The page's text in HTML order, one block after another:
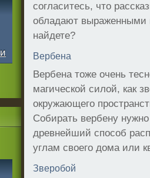
согласитесь, что
обладают выраженными
найдете?
Вербена
Вербена тоже очень
магической силой, как
окружающего
Собирать вербену
древнейший способ
углам своего дома или
Зверобой